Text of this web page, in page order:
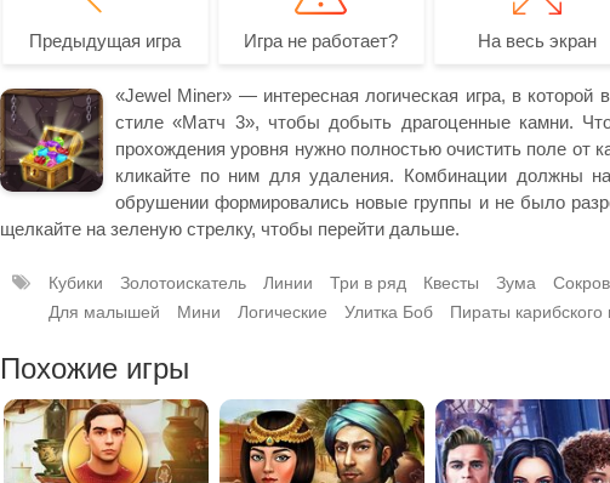
Предыдущая игра Игра не работает? На весь экран
«Jewel Miner» — интересная логическая игра, в
стиле «Матч 3», чтобы добыть драгоценные камни.
прохождения уровня нужно полностью очистить поле от
кликайте по ним для удаления. Комбинации должны
обрушении формировались новые группы и не было
щелкайте на зеленую стрелку, чтобы перейти дальше.
Кубики Золотоискатель Линии Три в ряд Квесты Зума
Для малышей
Мини Логические Улитка Боб Пираты карибского
Похожие игры